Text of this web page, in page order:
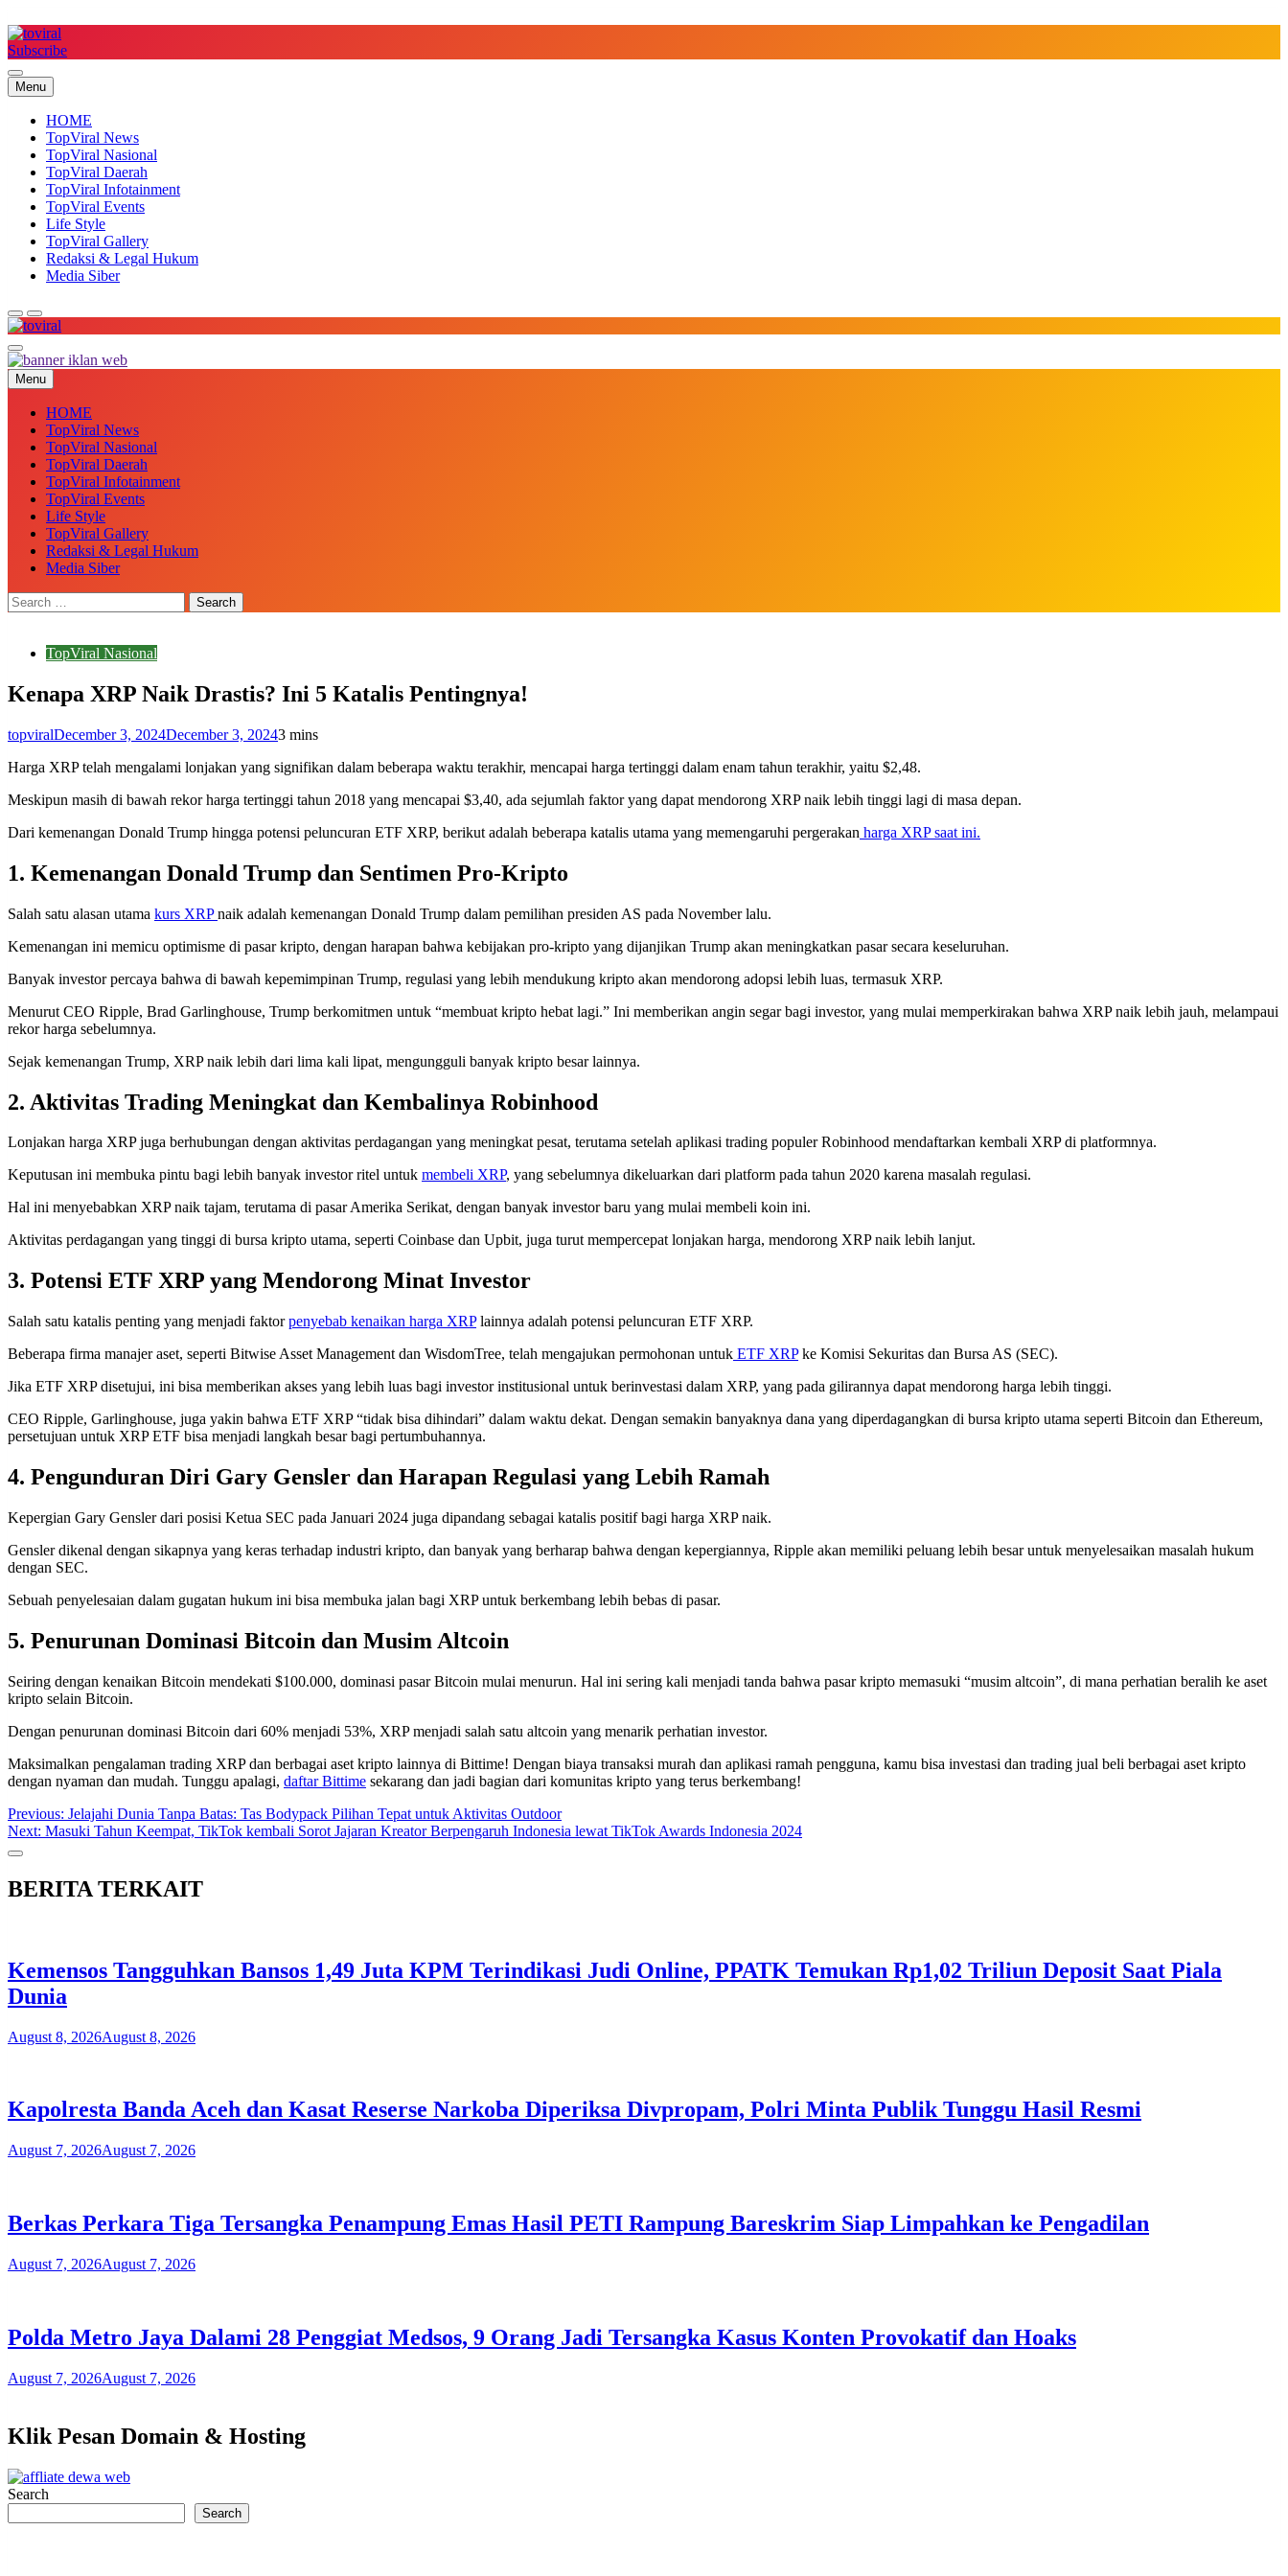
to
content
Subscribe
Menu
HOME
TopViral News
TopViral Nasional
TopViral Daerah
TopViral Infotainment
TopViral Events
Life Style
TopViral Gallery
Redaksi & Legal Hukum
Media Siber
Top Viral
Menu
HOME
TopViral News
TopViral Nasional
TopViral Daerah
TopViral Infotainment
TopViral Events
Life Style
TopViral Gallery
Redaksi & Legal Hukum
Media Siber
TopViral Nasional
Kenapa XRP Naik Drastis? Ini 5 Katalis Pentingnya!
topviralDecember 3, 2024December 3, 20243 mins
Harga XRP telah mengalami lonjakan yang signifikan dalam beberapa waktu terakhir, mencapai harga tertinggi dalam enam tahun terakhir, yaitu $2,48.
Meskipun masih di bawah rekor harga tertinggi tahun 2018 yang mencapai $3,40, ada sejumlah faktor yang dapat mendorong XRP naik lebih tinggi lagi di masa depan.
Dari kemenangan Donald Trump hingga potensi peluncuran ETF XRP, berikut adalah beberapa katalis utama yang memengaruhi pergerakan harga XRP saat ini.
1. Kemenangan Donald Trump dan Sentimen Pro-Kripto
Salah satu alasan utama kurs XRPnaik adalah kemenangan Donald Trump dalam pemilihan presiden AS pada November lalu.
Kemenangan ini memicu optimisme di pasar kripto, dengan harapan bahwa kebijakan pro-kripto yang dijanjikan Trump akan meningkatkan pasar secara keseluruhan.
Banyak investor percaya bahwa di bawah kepemimpinan Trump, regulasi yang lebih mendukung kripto akan mendorong adopsi lebih luas, termasuk XRP.
Menurut CEO Ripple, Brad Garlinghouse, Trump berkomitmen untuk “membuat kripto hebat lagi.” Ini memberikan angin segar bagi investor, yang mulai memperkirakan bahwa XRP naik lebih jauh, melampaui
rekor harga sebelumnya.
Sejak kemenangan Trump, XRP naik lebih dari lima kali lipat, mengungguli banyak kripto besar lainnya.
2. Aktivitas Trading Meningkat dan Kembalinya Robinhood
Lonjakan harga XRP juga berhubungan dengan aktivitas perdagangan yang meningkat pesat, terutama setelah aplikasi trading populer Robinhood mendaftarkan kembali XRP di platformnya.
Keputusan ini membuka pintu bagi lebih banyak investor ritel untuk membeli XRP, yang sebelumnya dikeluarkan dari platform pada tahun 2020 karena masalah regulasi.
Hal ini menyebabkan XRP naik tajam, terutama di pasar Amerika Serikat, dengan banyak investor baru yang mulai membeli koin ini.
Aktivitas perdagangan yang tinggi di bursa kripto utama, seperti Coinbase dan Upbit, juga turut mempercepat lonjakan harga, mendorong XRP naik lebih lanjut.
3. Potensi ETF XRP yang Mendorong Minat Investor
Salah satu katalis penting yang menjadi faktorpenyebab kenaikan harga XRPlainnya adalah potensi peluncuran ETF XRP.
Beberapa firma manajer aset, seperti Bitwise Asset Management dan WisdomTree, telah mengajukan permohonan untuk ETF XRPke Komisi Sekuritas dan Bursa AS (SEC).
Jika ETF XRP disetujui, ini bisa memberikan akses yang lebih luas bagi investor institusional untuk berinvestasi dalam XRP, yang pada gilirannya dapat mendorong harga lebih tinggi.
CEO Ripple, Garlinghouse, juga yakin bahwa ETF XRP “tidak bisa dihindari” dalam waktu dekat. Dengan semakin banyaknya dana yang diperdagangkan di bursa kripto utama seperti Bitcoin dan Ethereum,
persetujuan untuk XRP ETF bisa menjadi langkah besar bagi pertumbuhannya.
4. Pengunduran Diri Gary Gensler dan Harapan Regulasi yang Lebih Ramah
Kepergian Gary Gensler dari posisi Ketua SEC pada Januari 2024 juga dipandang sebagai katalis positif bagi harga XRP naik.
Gensler dikenal dengan sikapnya yang keras terhadap industri kripto, dan banyak yang berharap bahwa dengan kepergiannya, Ripple akan memiliki peluang lebih besar untuk menyelesaikan masalah hukum
dengan SEC.
Sebuah penyelesaian dalam gugatan hukum ini bisa membuka jalan bagi XRP untuk berkembang lebih bebas di pasar.
5. Penurunan Dominasi Bitcoin dan Musim Altcoin
Seiring dengan kenaikan Bitcoin mendekati $100.000, dominasi pasar Bitcoin mulai menurun. Hal ini sering kali menjadi tanda bahwa pasar kripto memasuki “musim altcoin”, di mana perhatian beralih ke aset
kripto selain Bitcoin.
Dengan penurunan dominasi Bitcoin dari 60% menjadi 53%, XRP menjadi salah satu altcoin yang menarik perhatian investor.
Maksimalkan pengalaman trading XRP dan berbagai aset kripto lainnya di Bittime! Dengan biaya transaksi murah dan aplikasi ramah pengguna, kamu bisa investasi dan trading jual beli berbagai aset kripto
dengan nyaman dan mudah. Tunggu apalagi, daftar Bittime sekarang dan jadi bagian dari komunitas kripto yang terus berkembang!
Post
navigation
Previous: Jelajahi Dunia Tanpa Batas: Tas Bodypack Pilihan Tepat untuk Aktivitas Outdoor
Next: Masuki Tahun Keempat, TikTok kembali Sorot Jajaran Kreator Berpengaruh Indonesia lewat TikTok Awards Indonesia 2024
BERITA TERKAIT
Kemensos Tangguhkan Bansos 1,49 Juta KPM Terindikasi Judi Online, PPATK Temukan Rp1,02 Triliun Deposit Saat Piala
Dunia
August 8, 2026August 8, 2026
Kapolresta Banda Aceh dan Kasat Reserse Narkoba Diperiksa Divpropam, Polri Minta Publik Tunggu Hasil Resmi
August 7, 2026August 7, 2026
Berkas Perkara Tiga Tersangka Penampung Emas Hasil PETI Rampung Bareskrim Siap Limpahkan ke Pengadilan
August 7, 2026August 7, 2026
Polda Metro Jaya Dalami 28 Penggiat Medsos, 9 Orang Jadi Tersangka Kasus Konten Provokatif dan Hoaks
August 7, 2026August 7, 2026
Klik Pesan Domain & Hosting
Search
Search